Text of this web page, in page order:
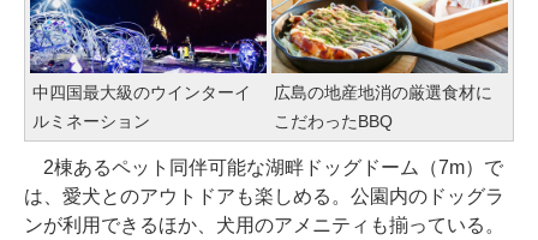
中四国最大級のウインターイ
ルミネーション
広島の地産地消の厳選食材に
こだわったBBQ
2棟あるペット同伴可能な湖畔ドッグドーム（7m）で
は、愛犬とのアウトドアも楽しめる。公園内のドッグラ
ンが利用できるほか、犬用のアメニティも揃っている。